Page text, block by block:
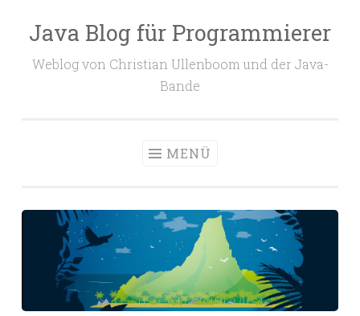
Zum
springen
Java Blog für Programmierer
Weblog von Christian Ullenboom und der Java-
Bande
MENÜ